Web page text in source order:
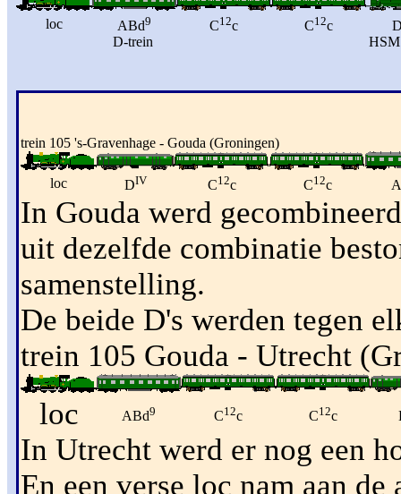
loc ABd9 C12c C12c
D-trein
trein 105 's-Gravenhage - Gouda (Groningen)
loc DIV C12c C12c
In Gouda werd
uit dezelfde combinatie
samenstelling.
De beide D's werden tegen
trein 105 Gouda - Utrecht
loc
ABd9 C12c C12c
In Utrecht werd er nog een
En een verse loc nam aan